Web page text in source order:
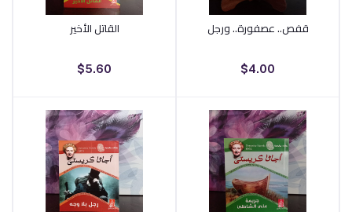
أضف إلى السلة
قفص.. عصفورة.. ورجل
$4.00
أضف إلى السلة
القاتل الأخير
$5.60